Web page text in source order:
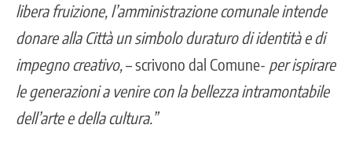
libera fruizione, l’amministrazione comunale intende
donare alla Città un simbolo duraturo di identità e di
impegno creativo,– scrivono dal Comune- per ispirare
le generazioni a venire con la bellezza intramontabile
dell’arte e della cultura.”